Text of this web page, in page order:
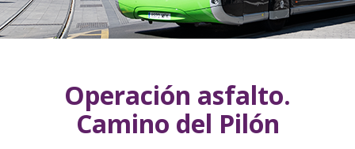
Operación asfalto.
Camino del Pilón